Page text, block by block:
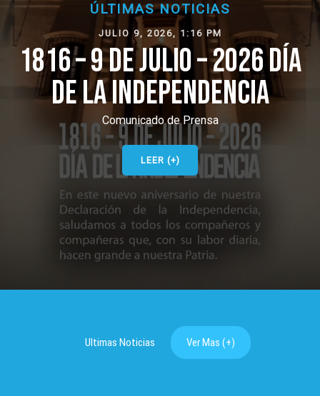
ÚLTIMAS NOTICIAS
JULIO 9, 2026, 1:16 PM
1816 – 9 DE JULIO – 2026 DÍA
DE LA INDEPENDENCIA
Comunicado de Prensa
LEER (+)
Ultimas Noticias Ver Mas (+)